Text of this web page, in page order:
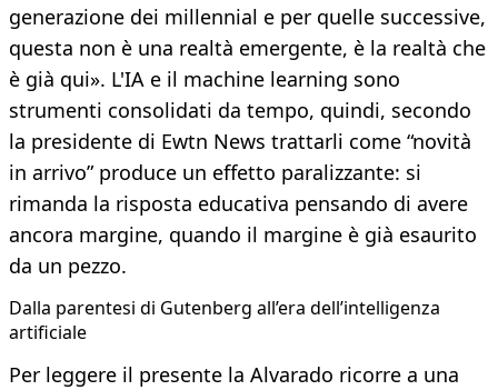
generazione dei millennial e per quelle successive,
questa non è una realtà emergente, è la realtà che
è già qui». L'IA e il machine learning sono
strumenti consolidati da tempo, quindi, secondo
la presidente di Ewtn News trattarli come “novità
in arrivo” produce un effetto paralizzante: si
rimanda la risposta educativa pensando di avere
ancora margine, quando il margine è già esaurito
da un pezzo.
Dalla parentesi di Gutenberg all’era dell’intelligenza
artificiale
Per leggere il presente la Alvarado ricorre a una